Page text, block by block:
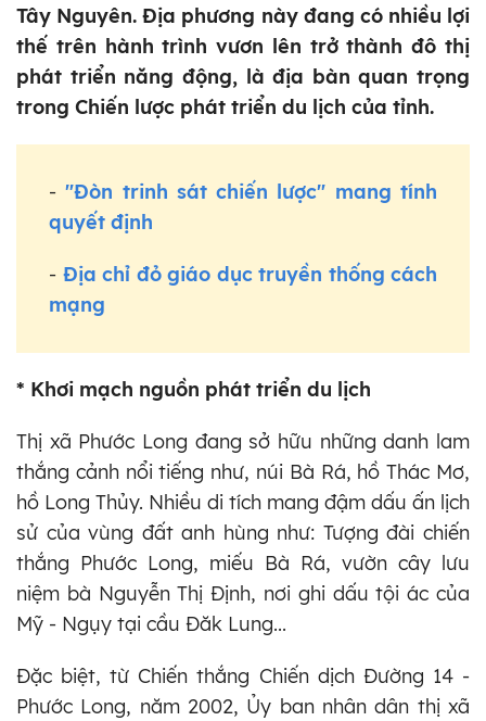
Tây Nguyên. Địa phương này đang có nhiều lợi
thế trên hành trình vươn lên trở thành đô thị
phát triển năng động, là địa bàn quan trọng
trong Chiến lược phát triển du lịch của tỉnh.
-"Đòn trinh sát chiến lược" mang tính
quyết định
- Địa chỉ đỏ giáo dục truyền thống cách
mạng
* Khơi mạch nguồn phát triển du lịch
Thị xã Phước Long đang sở hữu những danh lam
thắng cảnh nổi tiếng như, núi Bà Rá, hồ Thác Mơ,
hồ Long Thủy. Nhiều di tích mang đậm dấu ấn lịch
sử của vùng đất anh hùng như: Tượng đài chiến
thắng Phước Long, miếu Bà Rá, vườn cây lưu
niệm bà Nguyễn Thị Định, nơi ghi dấu tội ác của
Mỹ - Ngụy tại cầu Đăk Lung...
Đặc biệt, từ Chiến thắng Chiến dịch Đường 14 -
Phước Long, năm 2002, Ủy ban nhân dân thị xã